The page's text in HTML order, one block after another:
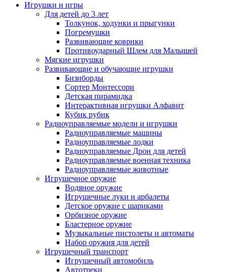
Игрушки и игры
Для детей до 3 лет
Толкунок, ходунки и прыгунки
Погремушки
Развивающие коврики
Противоударный Шлем для Малышей
Мягкие игрушки
Развивающие и обучающие игрушки
Бизиборды
Сортер Монтессори
Детская пирамидка
Интерактивная игрушки Алфавит
Кубик рубик
Радиоуправляемые модели и игрушки
Радиоуправляемые машины
Радиоуправляемые лодки
Радиоуправляемые Дрон для детей
Радиоуправляемые военная техника
Радиоуправляемые животные
Игрушечное оружие
Водяное оружие
Игрушечные луки и арбалеты
Детское оружие с шариками
Орбизное оружие
Бластерное оружие
Музыкальные пистолеты и автоматы
Набор оружия для детей
Игрушечный транспорт
Игрушечный автомобиль
Aвтотреки